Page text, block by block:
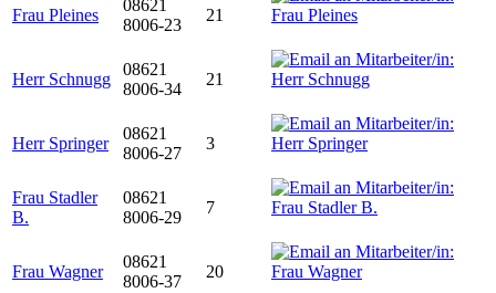
Frau Pleines
08621
8006-23
21
Herr Schnugg
08621
8006-34
21
Herr Springer
08621
8006-27
3
Frau Stadler
B.
08621
8006-29
7
Frau Wagner
08621
8006-37
20